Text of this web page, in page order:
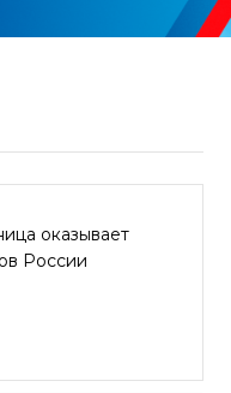
оказывает
России